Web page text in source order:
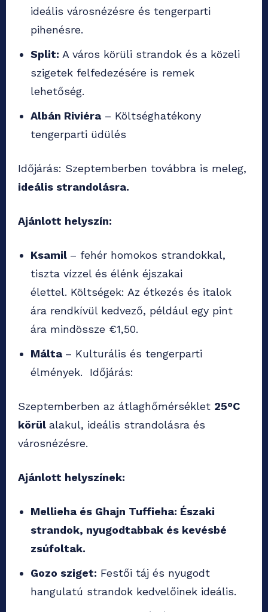
ideális városnézésre és tengerparti
pihenésre.
Split: A város körüli strandok és a közeli
szigetek felfedezésére is remek
lehetőség.
Albán Riviéra – Költséghatékony
tengerparti üdülés
Időjárás: Szeptemberben továbbra is meleg,
ideális strandolásra.
Ajánlott helyszín:
Ksamil – fehér homokos strandokkal,
tiszta vízzel és élénk éjszakai
élettel. Költségek: Az étkezés és italok
ára rendkívül kedvező, például egy pint
ára mindössze €1,50.
Málta – Kulturális és tengerparti
élmények. Időjárás:
Szeptemberben az átlaghőmérséklet 25°C
körül alakul, ideális strandolásra és
városnézésre.
Ajánlott helyszínek:
Mellieha és Ghajn Tuffieha: Északi
strandok, nyugodtabbak és kevésbé
zsúfoltak.
Gozo sziget: Festői táj és nyugodt
hangulatú strandok kedvelőinek ideális.